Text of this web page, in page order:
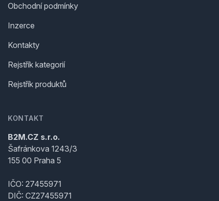
Obchodní podmínky
Inzerce
Kontakty
Rejstřík kategorií
Rejstřík produktů
KONTAKT
B2M.CZ s.r.o.
Šafránkova 1243/3
155 00 Praha 5
IČO: 27455971
DIČ: CZ27455971